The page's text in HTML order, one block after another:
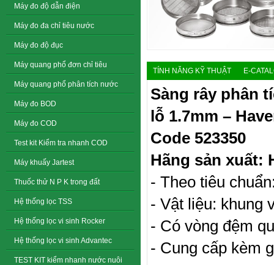
Máy đo độ dẫn điện
Máy đo đa chỉ tiêu nước
Máy đo độ đục
Máy quang phổ đơn chỉ tiêu
Máy quang phổ phân tích nước
Máy đo BOD
Máy đo COD
Test kit Kiểm tra nhanh COD
Máy khuấy Jartest
Thuốc thử N P K trong đất
Hệ thống lọc TSS
Hệ thống lọc vi sinh Rocker
Hệ thống lọc vi sinh Advantec
TEST KIT kiểm nhanh nước nuôi
TÍNH NĂNG KỸ THUẬT E-
Sàng rây phân
lỗ 1.7mm –
Code 523350
Hãng sản xuất:
- Theo tiêu
- Vật liệu: khung
- Có vòng đệm
- Cung cấp kèm